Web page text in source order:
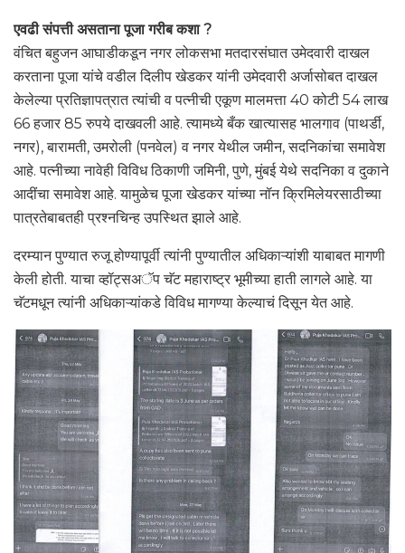
एवढी संपत्ती असताना पूजा गरीब कशा ?
वंचित बहुजन आघाडीकडून नगर लोकसभा मतदारसंघात उमेदवारी दाखल
करताना पूजा यांचे वडील दिलीप खेडकर यांनी उमेदवारी अर्जासोबत दाखल
केलेल्या प्रतिज्ञापत्रात त्यांची व पत्नीची एकूण मालमत्ता 40 कोटी 54 लाख
66 हजार 85 रुपये दाखवली आहे. त्यामध्ये बँक खात्यासह भालगाव (पाथर्डी,
नगर), बारामती, उमरोली (पनवेल) व नगर येथील जमीन, सदनिकांचा समावेश
आहे. पत्नीच्या नावेही विविध ठिकाणी जमिनी, पुणे, मुंबई येथे सदनिका व दुकाने
आदींचा समावेश आहे. यामुळेच पूजा खेडकर यांच्या नॉन क्रिमिलेयरसाठीच्या
पात्रतेबाबतही प्रश्नचिन्ह उपस्थित झाले आहे.
दरम्यान पुण्यात रुजू होण्यापूर्वी त्यांनी पुण्यातील अधिकाऱ्यांशी याबाबत मागणी
केली होती. याचा व्हॉट्सअॅप चॅट महाराष्ट्र भूमीच्या हाती लागले आहे. या
चॅटमधून त्यांनी अधिकाऱ्यांकडे विविध मागण्या केल्याचं दिसून येत आहे.